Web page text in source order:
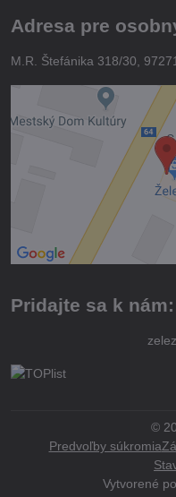
Adresa pre
M.R. Štefánika 318/30,
Pridajte sa k nám:
©
Predvoľby súkromia
Vytvorené